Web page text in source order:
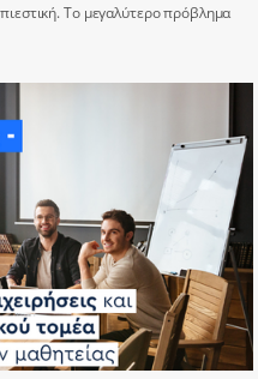
Το μεγαλύτερο πρόβλημα